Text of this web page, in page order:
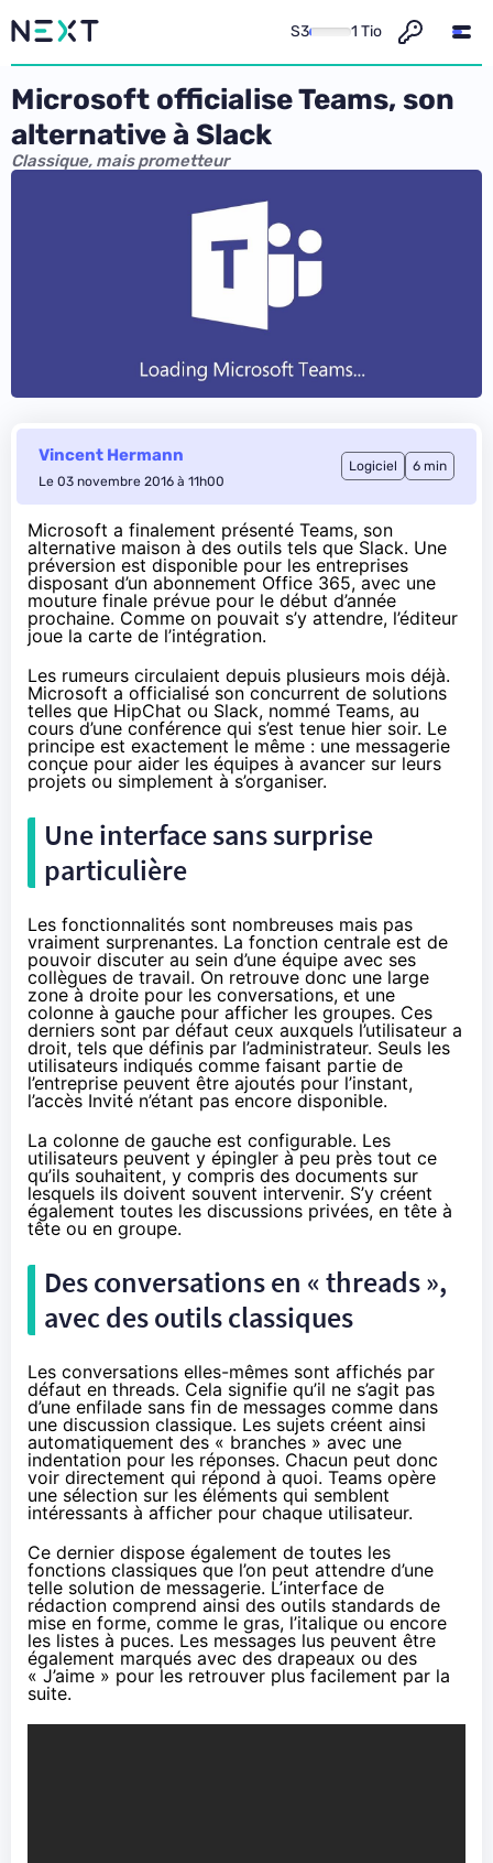
S3 1 Tio
Microsoft officialise Teams, son
alternative à Slack
Classique, mais prometteur
Vincent Hermann
Le 03 novembre 2016 à 11h00
Logiciel 6 min
Microsoft a finalement présenté Teams, son
alternative maison à des outils tels que Slack. Une
préversion est disponible pour les entreprises
disposant d’un abonnement Office 365, avec une
mouture finale prévue pour le début d’année
prochaine. Comme on pouvait s’y attendre, l’éditeur
joue la carte de l’intégration.
Les rumeurs circulaient depuis plusieurs mois déjà.
Microsoft a officialisé son concurrent de solutions
telles que HipChat ou Slack, nommé Teams, au
cours d’une conférence qui s’est tenue hier soir. Le
principe est exactement le même : une messagerie
conçue pour aider les équipes à avancer sur leurs
projets ou simplement à s’organiser.
Une interface sans surprise
particulière
Les fonctionnalités sont nombreuses mais pas
vraiment surprenantes. La fonction centrale est de
pouvoir discuter au sein d’une équipe avec ses
collègues de travail. On retrouve donc une large
zone à droite pour les conversations, et une
colonne à gauche pour afficher les groupes. Ces
derniers sont par défaut ceux auxquels l’utilisateur a
droit, tels que définis par l’administrateur. Seuls les
utilisateurs indiqués comme faisant partie de
l’entreprise peuvent être ajoutés pour l’instant,
l’accès Invité n’étant pas encore disponible.
La colonne de gauche est configurable. Les
utilisateurs peuvent y épingler à peu près tout ce
qu’ils souhaitent, y compris des documents sur
lesquels ils doivent souvent intervenir. S’y créent
également toutes les discussions privées, en tête à
tête ou en groupe.
Des conversations en « threads »,
avec des outils classiques
Les conversations elles-mêmes sont affichés par
défaut en threads. Cela signifie qu’il ne s’agit pas
d’une enfilade sans fin de messages comme dans
une discussion classique. Les sujets créent ainsi
automatiquement des « branches » avec une
indentation pour les réponses. Chacun peut donc
voir directement qui répond à quoi. Teams opère
une sélection sur les éléments qui semblent
intéressants à afficher pour chaque utilisateur.
Ce dernier dispose également de toutes les
fonctions classiques que l’on peut attendre d’une
telle solution de messagerie. L’interface de
rédaction comprend ainsi des outils standards de
mise en forme, comme le gras, l’italique ou encore
les listes à puces. Les messages lus peuvent être
également marqués avec des drapeaux ou des
« J’aime » pour les retrouver plus facilement par la
suite.